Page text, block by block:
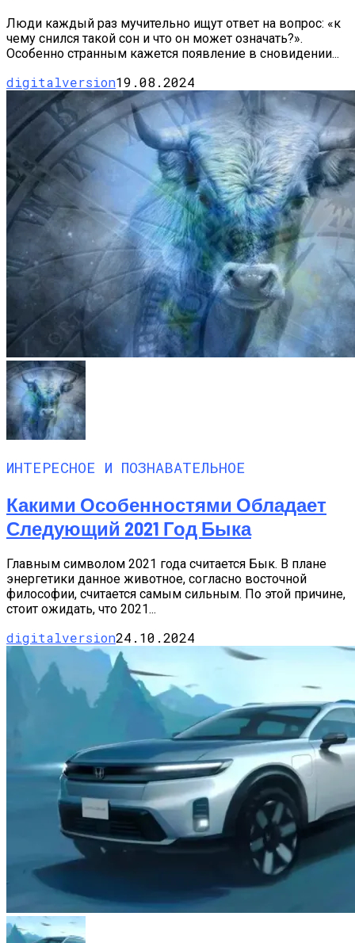
Люди каждый раз мучительно ищут ответ на вопрос: «к
чему снился такой сон и что он может означать?».
Особенно странным кажется появление в сновидении...
digitalversion19.08.2024
ИНТЕРЕСНОЕ И ПОЗНАВАТЕЛЬНОЕ
Какими Особенностями Обладает
Следующий 2021 Год Быка
Главным символом 2021 года считается Бык. В плане
энергетики данное животное, согласно восточной
философии, считается самым сильным. По этой причине,
стоит ожидать, что 2021...
digitalversion24.10.2024